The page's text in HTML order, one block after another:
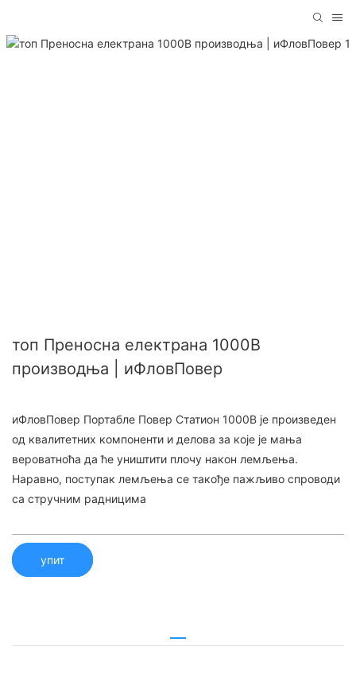
топ Преносна електрана 1000В
производња | иФловПовер
иФловПовер Портабле Повер Статион 1000В је произведен
од квалитетних компоненти и делова за које је мања
вероватноћа да ће уништити плочу након лемљења.
Наравно, поступак лемљења се такође пажљиво спроводи
са стручним радницима
упит